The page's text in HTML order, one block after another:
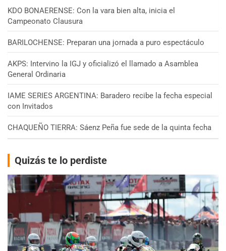
KDO BONAERENSE: Con la vara bien alta, inicia el
Campeonato Clausura
BARILOCHENSE: Preparan una jornada a puro espectáculo
AKPS: Intervino la IGJ y oficializó el llamado a Asamblea
General Ordinaria
IAME SERIES ARGENTINA: Baradero recibe la fecha especial
con Invitados
CHAQUEÑO TIERRA: Sáenz Peña fue sede de la quinta fecha
Quizás te lo perdiste